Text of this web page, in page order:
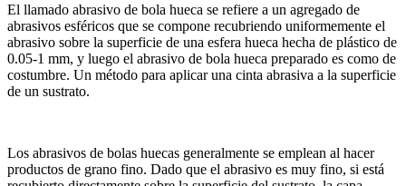
El llamado abrasivo de bola hueca se refiere a un agregado de
abrasivos esféricos que se compone recubriendo uniformemente el
abrasivo sobre la superficie de una esfera hueca hecha de plástico de
0.05-1 mm, y luego el abrasivo de bola hueca preparado es como de
costumbre. Un método para aplicar una cinta abrasiva a la superficie
de un sustrato.
Los abrasivos de bolas huecas generalmente se emplean al hacer
productos de grano fino. Dado que el abrasivo es muy fino, si está